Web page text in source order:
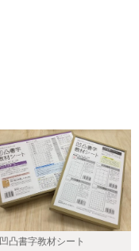
凹凸書字教材シート